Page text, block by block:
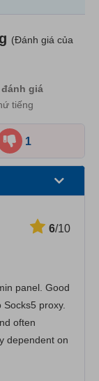
(Đánh giá của
giá
tiếng
1
6/10
panel. Good
proxy.
often
dependent on